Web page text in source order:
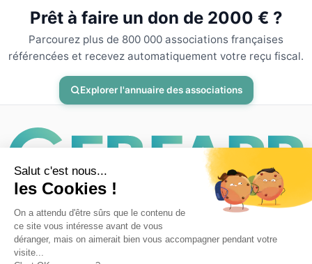
Prêt à faire un don de 2000 € ?
Parcourez plus de 800 000 associations françaises
référencées et recevez automatiquement votre reçu fiscal.
Explorer l'annuaire des associations
CerfApp
Accueil